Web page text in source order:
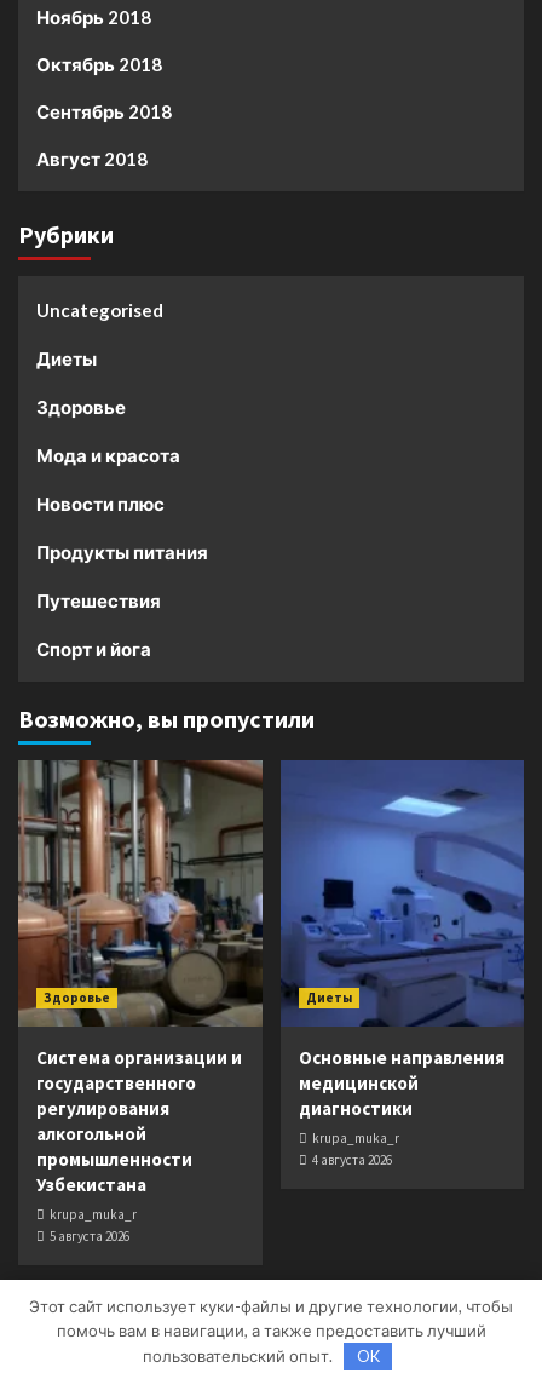
Ноябрь 2018
Октябрь 2018
Сентябрь 2018
Август 2018
Рубрики
Uncategorised
Диеты
Здоровье
Мода и красота
Новости плюс
Продукты питания
Путешествия
Спорт и йога
Возможно, вы пропустили
Здоровье
Система организации и
государственного
регулирования
алкогольной
промышленности
Узбекистана
krupa_muka_r
5 августа 2026
Диеты
Основные направления
медицинской
диагностики
krupa_muka_r
4 августа 2026
Этот сайт использует куки-файлы и другие технологии, чтобы
помочь вам в навигации, а также предоставить лучший
пользовательский опыт.
OK